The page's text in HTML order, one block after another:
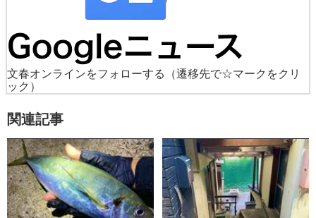
文春オンラインをフォローする
（遷移先で☆マークをクリ
ック）
関連記事